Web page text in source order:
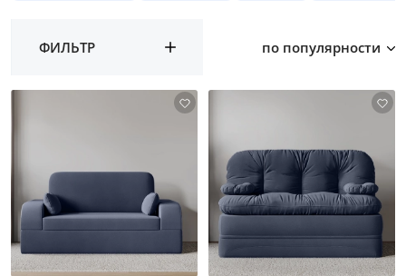
ФИЛЬТР по популярности